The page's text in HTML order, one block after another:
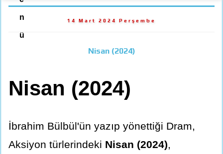
n
ü
14 Mart 2024 Perşembe
Nisan (2024)
Nisan (2024)
İbrahim Bülbül'ün yazıp yönettiği Dram,
Aksiyon türlerindeki Nisan (2024),